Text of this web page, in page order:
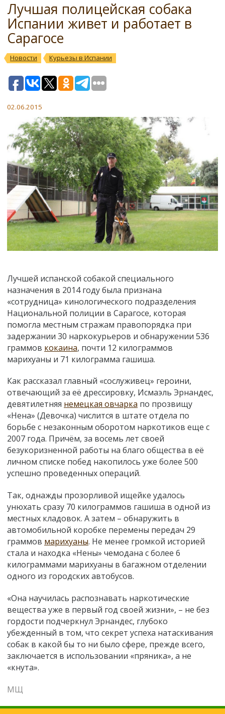
Лучшая полицейская собака
Испании живет и работает в
Сарагосе
Новости Курьезы в Испании
02.06.2015
Лучшей испанской собакой специального
назначения в 2014 году была признана
«сотрудница» кинологического подразделения
Национальной полиции в Сарагосе, которая
помогла местным стражам правопорядка при
задержании 30 наркокурьеров и обнаружении 536
граммов кокаина, почти 12 килограммов
марихуаны и 71 килограмма гашиша.
Как рассказал главный «сослуживец» героини,
отвечающий за её дрессировку, Исмаэль Эрнандес,
девятилетняя немецкая овчарка по прозвищу
«Нена» (Девочка) числится в штате отдела по
борьбе с незаконным оборотом наркотиков еще с
2007 года. Причём, за восемь лет своей
безукоризненной работы на благо общества в её
личном списке побед накопилось уже более 500
успешно проведенных операций.
Так, однажды прозорливой ищейке удалось
унюхать сразу 70 килограммов гашиша в одной из
местных кладовок. А затем – обнаружить в
автомобильной коробке перемены передач 29
граммов марихуаны. Не менее громкой историей
стала и находка «Нены» чемодана с более 6
килограммами марихуаны в багажном отделении
одного из городских автобусов.
«Она научилась распознавать наркотические
вещества уже в первый год своей жизни», – не без
гордости подчеркнул Эрнандес, глубоко
убежденный в том, что секрет успеха натаскивания
собак в какой бы то ни было сфере, прежде всего,
заключается в использовании «пряника», а не
«кнута».
МЩ